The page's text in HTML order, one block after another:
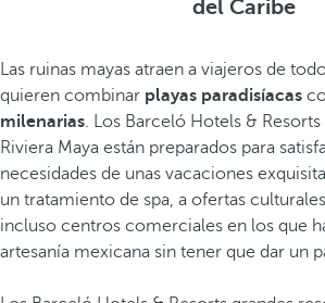
del Caribe
Las ruinas mayas atraen a viajeros de
quieren combinar playas paradisíacas
milenarias. Los Barceló Hotels &
Riviera Maya están preparados para
necesidades de unas vacaciones
un tratamiento de spa, a ofertas
incluso centros comerciales en los que
artesanía mexicana sin tener que dar un